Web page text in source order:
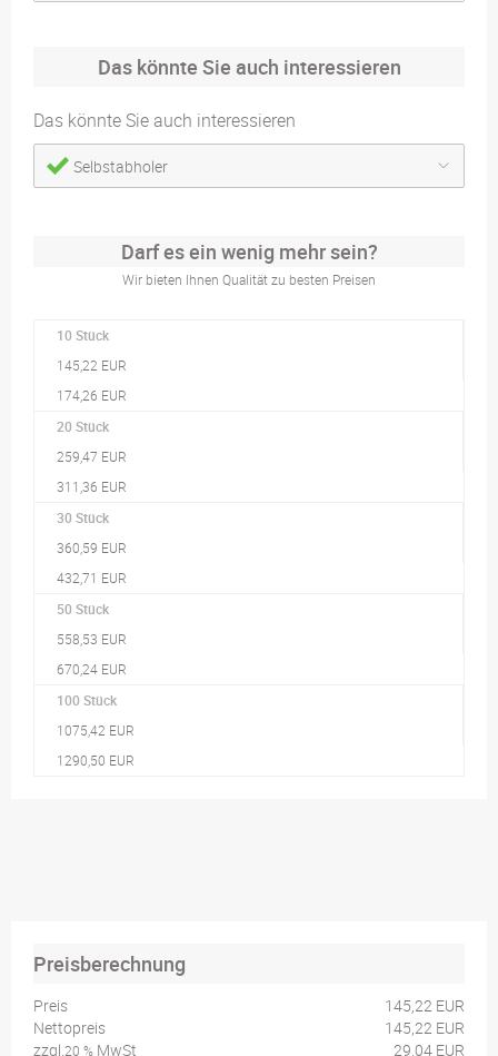
Das könnte Sie auch interessieren
Das könnte Sie auch interessieren
Selbstabholer
Darf es ein wenig mehr sein?
Wir bieten Ihnen Qualität zu besten Preisen
10 Stück
145,22 EUR
174,26 EUR
20 Stück
259,47 EUR
311,36 EUR
30 Stück
360,59 EUR
432,71 EUR
50 Stück
558,53 EUR
670,24 EUR
100 Stück
1075,42 EUR
1290,50 EUR
Preisberechnung
Preis
145,22 EUR
Nettopreis
145,22 EUR
zzgl.20 % MwSt 29,04 EUR